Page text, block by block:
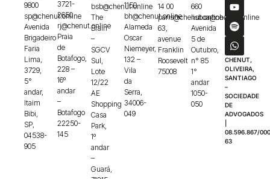
9800
sp@chenut.online
Avenida
Brigadeiro
Faria
Lima,
3729,
5°
andar,
Itaim
Bibi,
SP,
04538-
905
3721-
2650
rj@chenut.online
Praia
de
Botafogo,
228 –
16º
andar
–
Botafogo
22250-
145
bsb@chenut.online
The
Brain
–
SGCV
Sul,
Lote
12/22
AE
Shopping
Casa
Park,
1º
andar
–
Guará,
1150
bh@chenut.online
Alameda
Oscar
Niemeyer,
132 –
Vila
da
Serra,
34006-
049
14 00
paris@chenut.online
63,
avenue
Franklin
Roosevelt
75008
660
lisboa@chenut.online
Avenida
5 de
Outubro,
n° 85
1°
andar
1050-
050
CHENUT,
OLIVEIRA,
SANTIAGO
–
SOCIEDADE
DE
ADVOGADOS
08.596.867/
63